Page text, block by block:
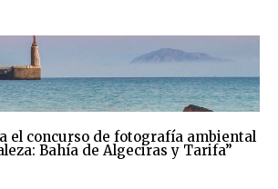
el concurso de fotografía ambiental
Bahía de Algeciras y Tarifa”